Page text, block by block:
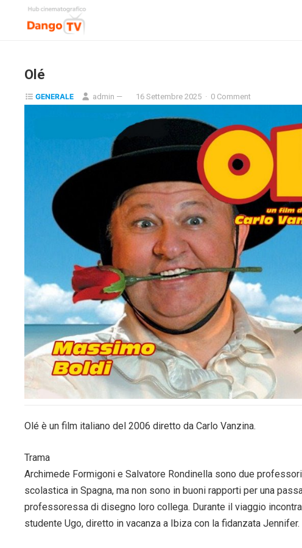
Olé
GENERALE admin — 16 Settembre 2025 · 0 Comment
Olé è un film italiano del 2006 diretto da Carlo Vanzina.
Trama
Archimede Formigoni e Salvatore Rondinella sono due
scolastica in Spagna, ma non sono in buoni rapporti per una
professoressa di disegno loro collega. Durante il viaggio
studente Ugo, diretto in vacanza a Ibiza con la fidanzata Jennifer.